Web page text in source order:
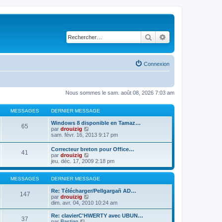
Rechercher
Connexion
Nous sommes le sam. août 08, 2026 7:03 am
MESSAGES DERNIER MESSAGE
65
Windows 8 disponible en Tamaz…
par drouizig
o
u
l
t
e
r
l
d
e
r
n
i
sam. févr. 16, 2013 9:17 pm
41
Correcteur breton pour Office…
par drouizig
o
n
s
u
l
t
r
l
e
jeu. déc. 17, 2009 2:18 pm
MESSAGES DERNIER MESSAGE
147
Re: Télécharger/Pellgargañ AD…
par drouizig
o
n
s
dim. avr. 04, 2010 10:24 am
37
Re: clavierC'HWERTY avec UBUN…